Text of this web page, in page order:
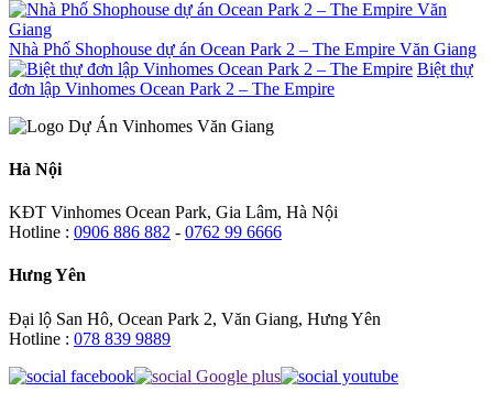
Nhà Phố Shophouse dự án Ocean Park 2 – The Empire Văn Giang
Biệt thự
đơn lập Vinhomes Ocean Park 2 – The Empire
Hà Nội
KĐT Vinhomes Ocean Park, Gia Lâm, Hà Nội
Hotline : 0906 886 882 - 0762 99 6666
Hưng Yên
Đại lộ San Hô, Ocean Park 2, Văn Giang, Hưng Yên
Hotline : 078 839 9889